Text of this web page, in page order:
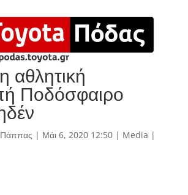
αθλητική
Ποδόσφαιρο
| Μάι 6, 2020 12:50| Media |